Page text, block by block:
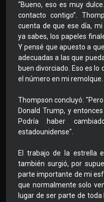
“Bueno, eso es muy
contacto contigo”.
cuenta de que ese día,
ya sabes, los papeles
Y pensé que apuesto a
adecuadas a las que
buen divorciado. Eso es
el número en mi remolque.
Thompson concluyó:
Donald Trump, y
Podría haber
estadounidense".
El trabajo de la estrella
también surgió, por
parte importante de mi
que normalmente solo
lugar de ser parte de